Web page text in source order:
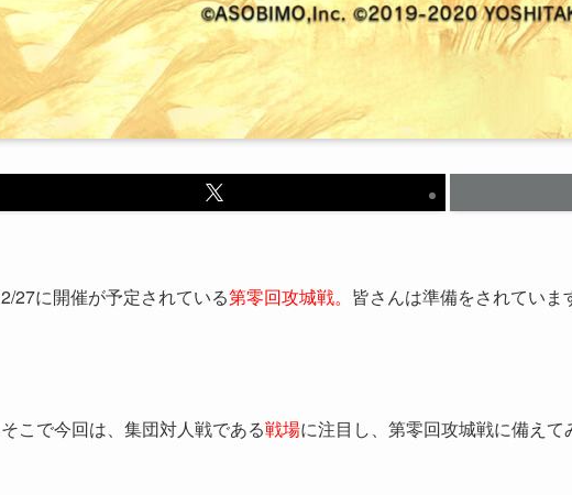
2/27に開催が予定されている第零回攻城戦。 皆さんは準備をされていま
そこで今回は、集団対人戦である戦場に注目し、第零回攻城戦に備えて